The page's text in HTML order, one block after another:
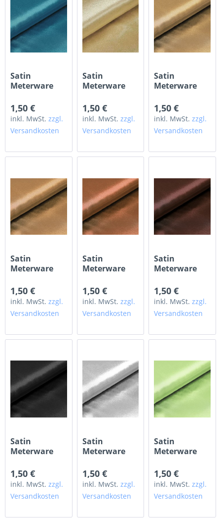
Satin
Meterware
1,50 €
inkl. MwSt.zzgl.
Versandkosten
Satin
Meterware
1,50 €
inkl. MwSt. zzgl.
Versandkosten
Satin
Meterware
1,50 €
inkl. MwSt.zzgl.
Versandkosten
Satin
Meterware
1,50 €
inkl. MwSt.zzgl.
Versandkosten
Satin
Meterware
1,50 €
inkl. MwSt. zzgl.
Versandkosten
Satin
Meterware
1,50 €
inkl. MwSt.zzgl.
Versandkosten
Satin
Meterware
1,50 €
inkl. MwSt.zzgl.
Versandkosten
Satin
Meterware
1,50 €
inkl. MwSt. zzgl.
Versandkosten
Satin
Meterware
1,50 €
inkl. MwSt.zzgl.
Versandkosten